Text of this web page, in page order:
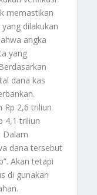
memastikan
dilakukan
angka
yang
dana kas
Rp 2,6 triliun
4,1 triliun
Dalam
dana tersebut
Akan tetapi
di gunakan